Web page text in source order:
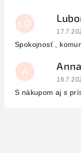
LO
Spokojnosť ,
A Anna
S nákupom aj s